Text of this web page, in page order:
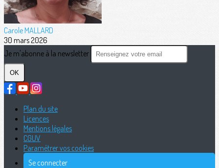
Carole MALLARD
30 mars 2026
Je m'abonne à la newsletter
OK
Plan du site
Licences
Mentions légales
CGUV
Paramétrer vos cookies
Se connecter